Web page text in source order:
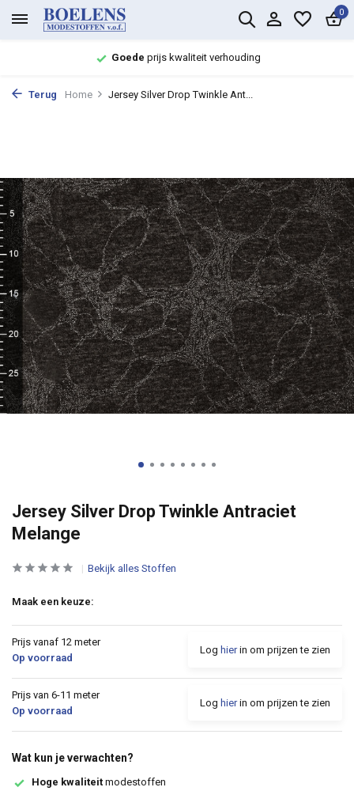
0
Goede prijs kwaliteit verhouding
Terug Home Jersey Silver Drop Twinkle Ant...
Jersey Silver Drop Twinkle Antraciet
Melange
Bekijk alles Stoffen
Maak een keuze:
Prijs vanaf 12 meter
Op voorraad
Log hierin om prijzen te zien
Prijs van 6-11 meter
Op voorraad
Log hierin om prijzen te zien
Wat kun je verwachten?
Hoge kwaliteit modestoffen